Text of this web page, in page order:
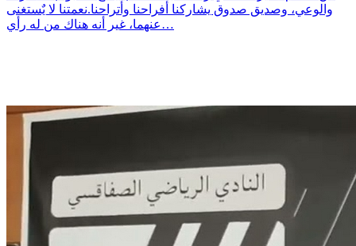
والوعي، وصديق صدوق يشاركنا أفراحنا وأتراحنا.نعمتنا لا يٌستغنى
عنهما، غير أنه هناك من له رأي…